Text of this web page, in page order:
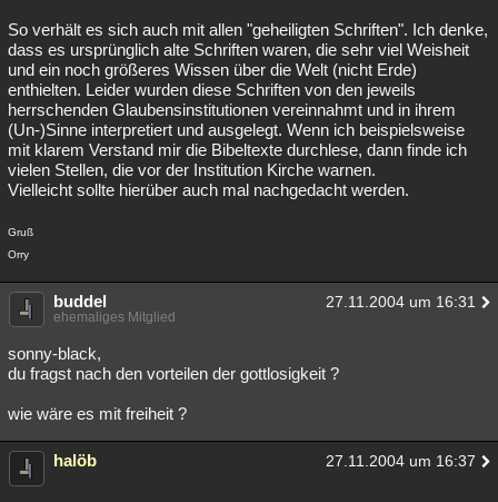
So verhält es sich auch mit allen "geheiligten Schriften". Ich denke,
dass es ursprünglich alte Schriften waren, die sehr viel Weisheit
und ein noch größeres Wissen über die Welt (nicht Erde)
enthielten. Leider wurden diese Schriften von den jeweils
herrschenden Glaubensinstitutionen vereinnahmt und in ihrem
(Un-)Sinne interpretiert und ausgelegt. Wenn ich beispielsweise
mit klarem Verstand mir die Bibeltexte durchlese, dann finde ich
vielen Stellen, die vor der Institution Kirche warnen.
Vielleicht sollte hierüber auch mal nachgedacht werden.
Gruß
Orry
buddel 27.11.2004 um 16:31
ehemaliges Mitglied
sonny-black,
du fragst nach den vorteilen der gottlosigkeit ?
wie wäre es mit freiheit ?
halöb 27.11.2004 um 16:37